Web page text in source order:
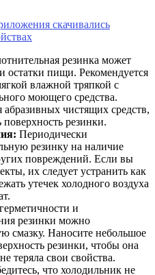
скачивались
резинка может
остатки пищи. Рекомендуется
влажной тряпкой с
моющего средства.
абразивных чистящих средств,
резинки.
Периодически
резинку на наличие
повреждений. Если вы
их следует устранить как
утечек холодного воздуха
и
резинки можно
смазку. Наносите небольшое
резинки, чтобы она
теряла свои свойства.
что холодильник не